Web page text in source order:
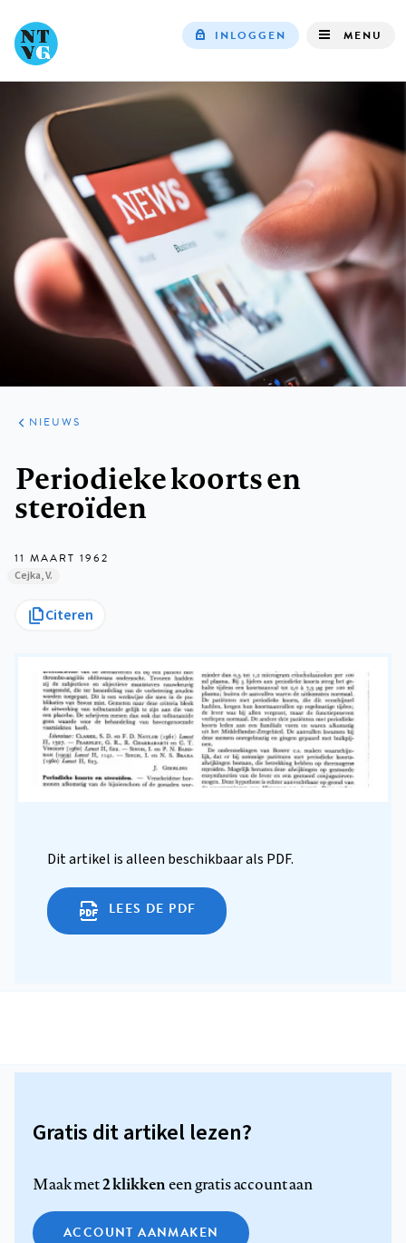
INLOGGEN MENU
ARTIKELEN
HET
KORT
NIEUWS
Periodieke koorts en
steroïden
11 MAART 1962
Cejka, V.
Citeren
Dit artikel is alleen beschikbaar als PDF.
LEES DE PDF
Gratis dit artikel lezen?
Maak met2 klikkeneen gratis account aan
ACCOUNT AANMAKEN